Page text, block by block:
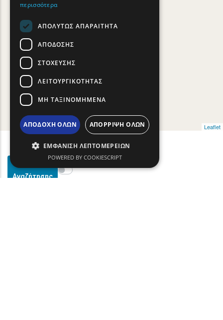
Φίλτρα
Αναζήτησης
Show map on mouse hover
Περάστε το ποντίκι για εμφάνιση στον χάρτη
Leaflet
περισσότερα
ΑΠΟΛΎΤΩΣ ΑΠΑΡΑΊΤΗΤΑ
ΑΠΌΔΟΣΗΣ
ΣΤΌΧΕΥΣΗΣ
ΛΕΙΤΟΥΡΓΙΚΌΤΗΤΑΣ
ΜΗ ΤΑΞΙΝΟΜΗΜΈΝΑ
ΑΠΟΔΟΧΉ ΌΛΩΝ ΑΠΌΡΡΙΨΗ ΌΛΩΝ
ΕΜΦΆΝΙΣΗ ΛΕΠΤΟΜΕΡΕΙΏΝ
POWERED BY COOKIESCRIPT